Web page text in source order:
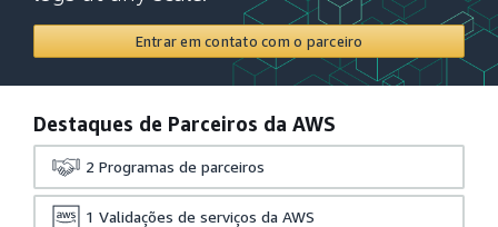
Entrar em contato com o parceiro
Destaques de Parceiros da AWS
2 Programas de parceiros
1 Validações de serviços da AWS